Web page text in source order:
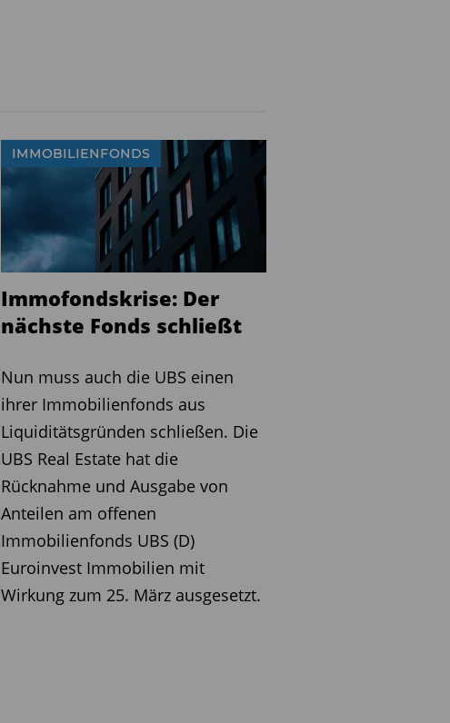
IMMOBILIENFONDS
Immofondskrise: Der
nächste Fonds schließt
Nun muss auch die UBS einen
ihrer Immobilienfonds aus
Liquiditätsgründen schließen. Die
UBS Real Estate hat die
Rücknahme und Ausgabe von
Anteilen am offenen
Immobilienfonds UBS (D)
Euroinvest Immobilien mit
Wirkung zum 25. März ausgesetzt.